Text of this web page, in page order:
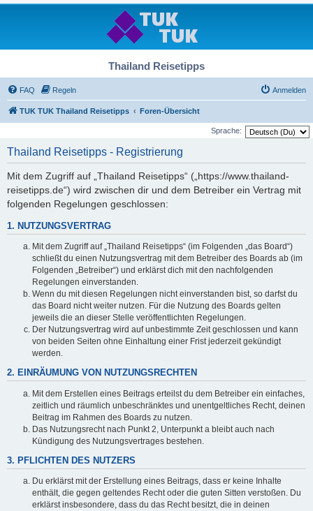
Thailand Reisetipps
FAQ Regeln Anmelden
TUK TUK Thailand Reisetipps Foren-Übersicht
Sprache:
Thailand Reisetipps - Registrierung
Mit dem Zugriff auf „Thailand Reisetipps“ („https://www.thailand-
reisetipps.de“) wird zwischen dir und dem Betreiber ein Vertrag mit
folgenden Regelungen geschlossen:
1. NUTZUNGSVERTRAG
Mit dem Zugriff auf „Thailand Reisetipps“ (im Folgenden „das Board“)
schließt du einen Nutzungsvertrag mit dem Betreiber des Boards ab (im
Folgenden „Betreiber“) und erklärst dich mit den nachfolgenden
Regelungen einverstanden.
Wenn du mit diesen Regelungen nicht einverstanden bist, so darfst du
das Board nicht weiter nutzen. Für die Nutzung des Boards gelten
jeweils die an dieser Stelle veröffentlichten Regelungen.
Der Nutzungsvertrag wird auf unbestimmte Zeit geschlossen und kann
von beiden Seiten ohne Einhaltung einer Frist jederzeit gekündigt
werden.
2. EINRÄUMUNG VON NUTZUNGSRECHTEN
Mit dem Erstellen eines Beitrags erteilst du dem Betreiber ein einfaches,
zeitlich und räumlich unbeschränktes und unentgeltliches Recht, deinen
Beitrag im Rahmen des Boards zu nutzen.
Das Nutzungsrecht nach Punkt 2, Unterpunkt a bleibt auch nach
Kündigung des Nutzungsvertrages bestehen.
3. PFLICHTEN DES NUTZERS
Du erklärst mit der Erstellung eines Beitrags, dass er keine Inhalte
enthält, die gegen geltendes Recht oder die guten Sitten verstoßen. Du
erklärst insbesondere, dass du das Recht besitzt, die in deinen